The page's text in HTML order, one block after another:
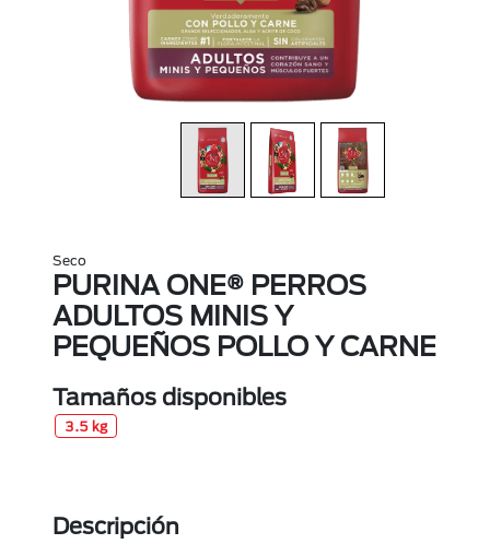
Seco
PURINA ONE® PERROS
ADULTOS MINIS Y
PEQUEÑOS POLLO Y CARNE
Tamaños disponibles
3.5 kg
Descripción